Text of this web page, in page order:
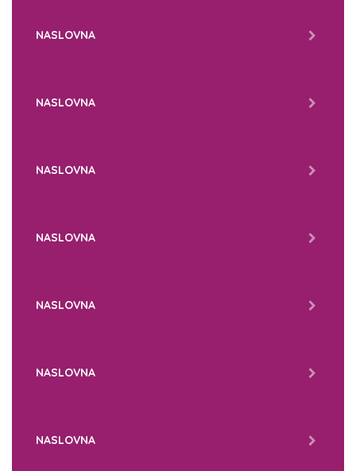
NASLOVNA
NASLOVNA
NASLOVNA
NASLOVNA
NASLOVNA
NASLOVNA
NASLOVNA